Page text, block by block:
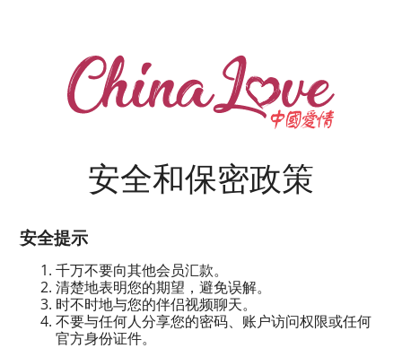
安全和保密政策
安全提示
千万不要向其他会员汇款。
清楚地表明您的期望，避免误解。
时不时地与您的伴侣视频聊天。
不要与任何人分享您的密码、账户访问权限或任何
官方身份证件。